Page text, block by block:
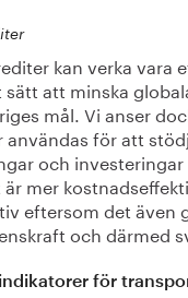
kan verka vara
att minska
mål. Vi anser
för att
och
mer
eftersom det även
och därmed
för